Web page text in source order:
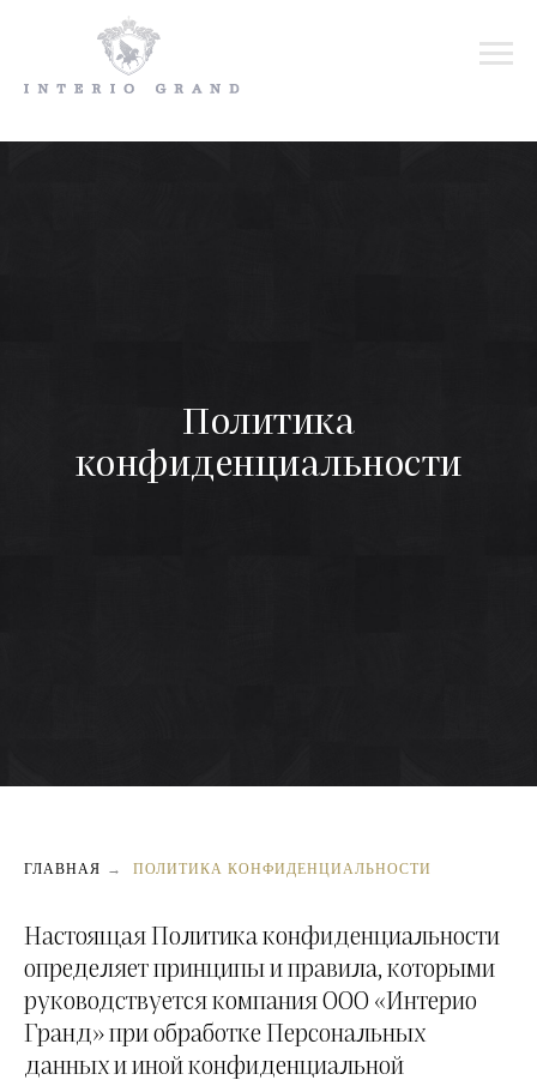
Политика
конфиденциальности
ГЛАВНАЯ → ПОЛИТИКА КОНФИДЕНЦИАЛЬНОСТИ
Настоящая Политика конфиденциальности
определяет принципы и правила, которыми
руководствуется компания ООО «Интерио
Гранд» при обработке Персональных
данных и иной конфиденциальной